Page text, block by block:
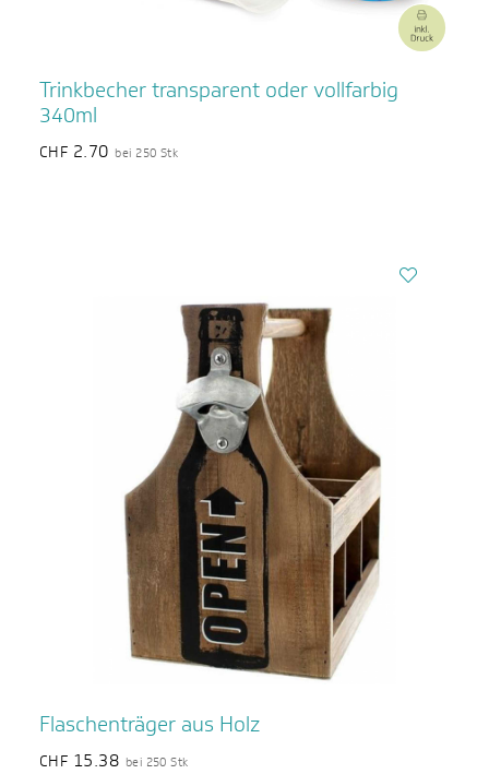
Trinkbecher transparent oder vollfarbig
340ml
CHF 2.70 bei 250 Stk
Flaschenträger aus Holz
CHF 15.38 bei 250 Stk